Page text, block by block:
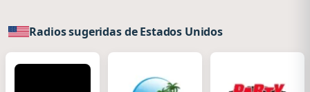
Radios sugeridas de Estados Unidos